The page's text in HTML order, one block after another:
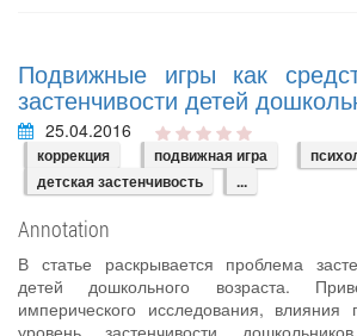
Подвижные игры как
застенчивости детей
25.04.2016
коррекция подвижная игра
детская застенчивость
...
Annotation
В статье раскрывается проблема
детей дошкольного возраста.
имперического исследования,